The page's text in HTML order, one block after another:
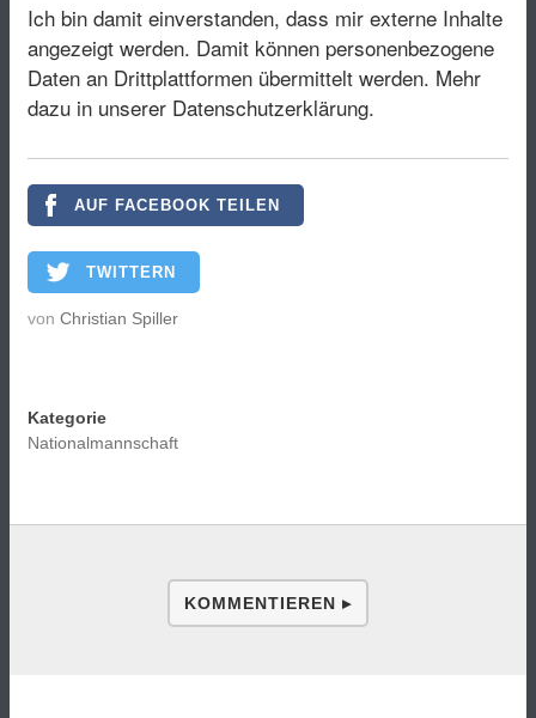
Ich bin damit einverstanden, dass mir externe Inhalte
angezeigt werden. Damit können personenbezogene
Daten an Drittplattformen übermittelt werden. Mehr
dazu in unserer Datenschutzerklärung.
AUF FACEBOOK TEILEN
TWITTERN
von Christian Spiller
Kategorie
Nationalmannschaft
KOMMENTIEREN ▸